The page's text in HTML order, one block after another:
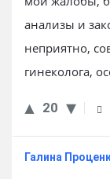
анализы и
неприятно,
гинеколога,
20
Галина